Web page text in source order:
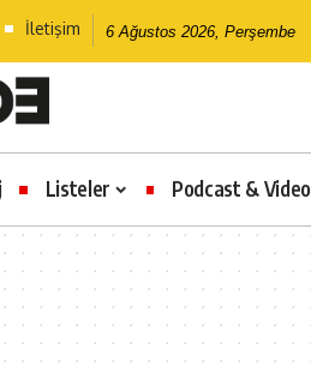
İletişim 6 Ağustos 2026, Perşembe
Listeler Podcast & Video